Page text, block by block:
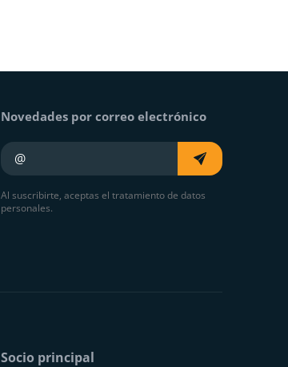
Novedades por correo electrónico
Su e-mail
Al suscribirte, aceptas el tratamiento de datos
personales.
Socio principal